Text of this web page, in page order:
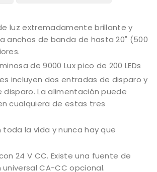
luz extremadamente brillante y
anchos de banda de hasta 20" (500
de 9000 Lux pico de 200 LEDs
incluyen dos entradas de disparo y
disparo. La alimentación puede
cualquiera de estas tres
toda la vida y nunca hay que
24 V CC. Existe una fuente de
CA-CC opcional.